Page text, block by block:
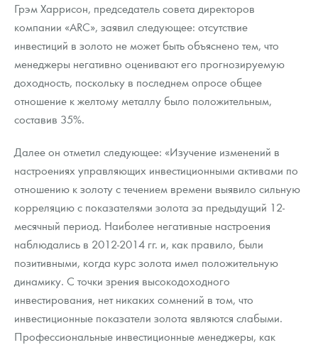
Грэм Харрисон, председатель совета директоров
компании «ARC», заявил следующее: отсутствие
инвестиций в золото не может быть объяснено тем, что
менеджеры негативно оценивают его прогнозируемую
доходность, поскольку в последнем опросе общее
отношение к желтому металлу было положительным,
составив 35%.
Далее он отметил следующее: «Изучение изменений в
настроениях управляющих инвестиционными активами по
отношению к золоту с течением времени выявило сильную
корреляцию с показателями золота за предыдущий 12-
месячный период. Наиболее негативные настроения
наблюдались в 2012-2014 гг. и, как правило, были
позитивными, когда курс золота имел положительную
динамику. С точки зрения высокодоходного
инвестирования, нет никаких сомнений в том, что
инвестиционные показатели золота являются слабыми.
Профессиональные инвестиционные менеджеры, как